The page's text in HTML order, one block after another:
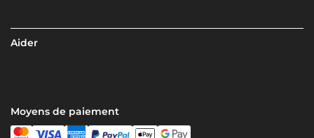
Aider
Moyens de paiement